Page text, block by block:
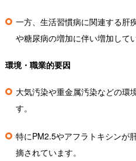
一方、生活習慣病に関連する肝
や糖尿病の増加に伴い増加して
環境・職業的要因
大気汚染や重金属汚染などの環
す。
特にPM2.5やアフラトキシンが
摘されています。